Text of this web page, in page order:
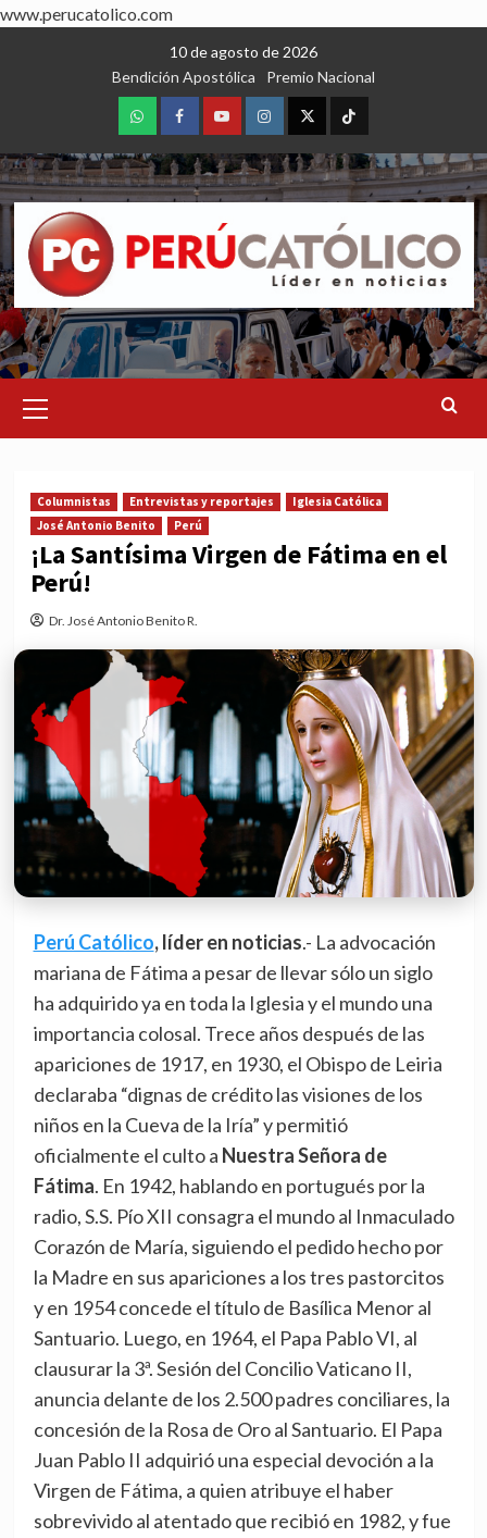
www.perucatolico.com
10 de agosto de 2026
Bendición Apostólica
Premio Nacional
WhatsAppFacebookYoutubeInstagram
X TikTok
Menu
Columnistas Entrevistas y reportajes
Iglesia Católica
José Antonio Benito
Perú
¡La Santísima Virgen de Fátima en el
Perú!
Dr. José Antonio Benito R.
Perú Católico, líder en noticias.- La advocación
mariana de Fátima a pesar de llevar sólo un siglo
ha adquirido ya en toda la Iglesia y el mundo una
importancia colosal. Trece años después de las
apariciones de 1917, en 1930, el Obispo de Leiria
declaraba “dignas de crédito las visiones de los
niños en la Cueva de la Iría” y permitió
oficialmente el culto a Nuestra Señora de
Fátima. En 1942, hablando en portugués por la
radio, S.S. Pío XII consagra el mundo al Inmaculado
Corazón de María, siguiendo el pedido hecho por
la Madre en sus apariciones a los tres pastorcitos
y en 1954 concede el título de Basílica Menor al
Santuario. Luego, en 1964, el Papa Pablo VI, al
clausurar la 3ª. Sesión del Concilio Vaticano II,
anuncia delante de los 2.500 padres conciliares, la
concesión de la Rosa de Oro al Santuario. El Papa
Juan Pablo II adquirió una especial devoción a la
Virgen de Fátima, a quien atribuye el haber
sobrevivido al atentado que recibió en 1982, y fue